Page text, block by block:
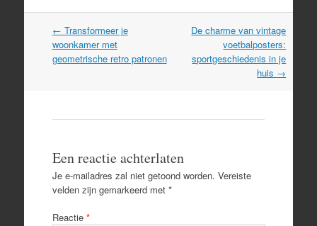
Post
navigation
← Transformeer je
woonkamer met
geometrische retro patronen
De charme van vintage
voetbalposters:
sportgeschiedenis in je
huis →
Een reactie achterlaten
Je e-mailadres zal niet getoond worden. Vereiste
velden zijn gemarkeerd met *
Reactie *